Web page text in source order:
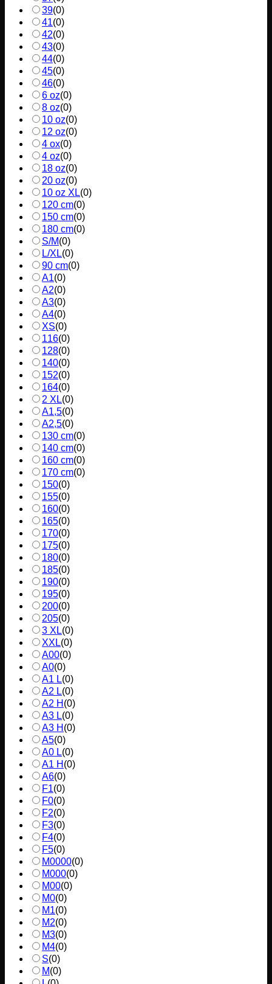
39(0)
41(0)
42(0)
43(0)
44(0)
45(0)
46(0)
6 oz(0)
8 oz(0)
10 oz(0)
12 oz(0)
4 ox(0)
4 oz(0)
18 oz(0)
20 oz(0)
10 oz XL(0)
120 cm(0)
150 cm(0)
180 cm(0)
S/M(0)
L/XL(0)
90 cm(0)
A1(0)
A2(0)
A3(0)
A4(0)
XS(0)
116(0)
128(0)
140(0)
152(0)
164(0)
2 XL(0)
A1,5(0)
A2,5(0)
130 cm(0)
140 cm(0)
160 cm(0)
170 cm(0)
150(0)
155(0)
160(0)
165(0)
170(0)
175(0)
180(0)
185(0)
190(0)
195(0)
200(0)
205(0)
3 XL(0)
XXL(0)
A00(0)
A0(0)
A1 L(0)
A2 L(0)
A2 H (0)
A3 L(0)
A3 H (0)
A5(0)
A0 L(0)
A1 H (0)
A6(0)
F1(0)
F0(0)
F2(0)
F3(0)
F4(0)
F5(0)
M0000(0)
M000(0)
M00(0)
M0(0)
M1(0)
M2(0)
M3(0)
M4(0)
S(0)
M(0)